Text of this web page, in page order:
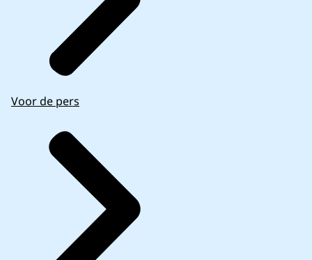
Voor de pers